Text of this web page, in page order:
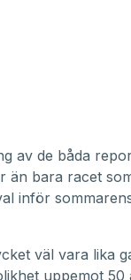
av de båda
än bara racet
inför
väl vara lika
uppemot 50